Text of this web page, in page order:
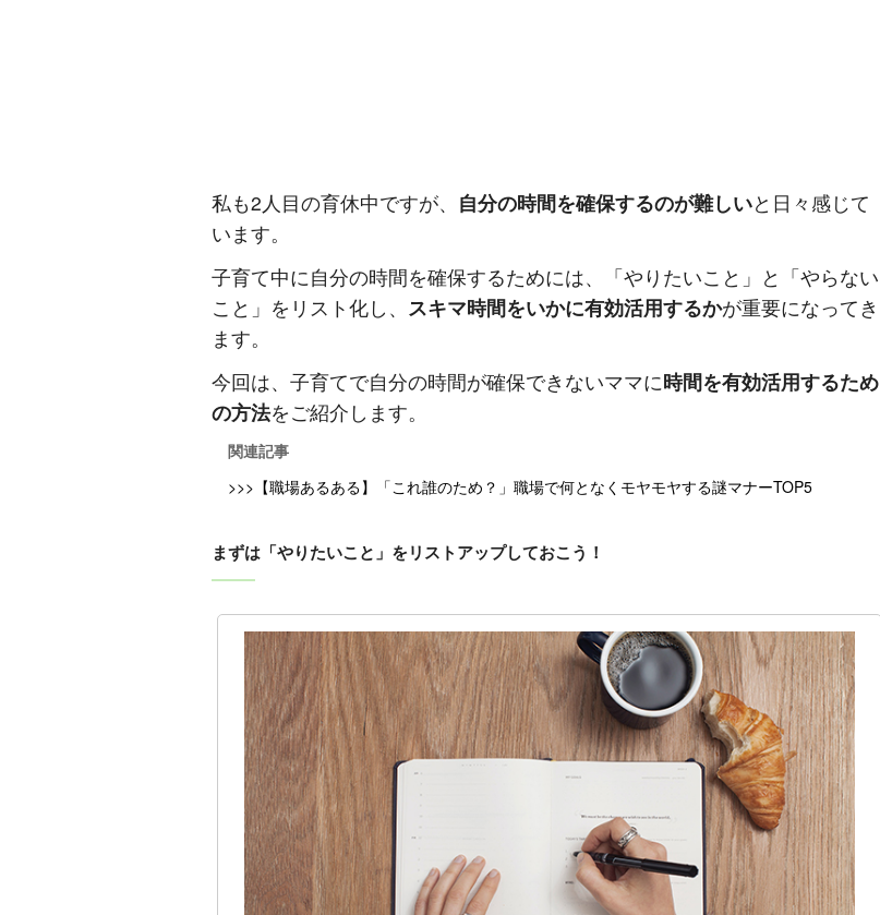
私も2人目の育休中ですが、 自分の時間を確保するのが難しいと日々感じて
います。
子育て中に自分の時間を確保するためには、「やりたいこと」と「やらない
こと」をリスト化し、 スキマ時間をいかに有効活用するかが重要になってき
ます。
今回は、子育てで自分の時間が確保できないママに時間を有効活用するため
の方法をご紹介します。
関連記事
>>>【職場あるある】「これ誰のため？」職場で何となくモヤモヤする謎マナーTOP5
まずは「やりたいこと」をリストアップしておこう！